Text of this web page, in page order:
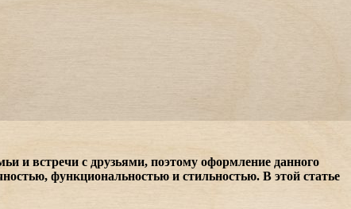
и встречи с друзьями, поэтому оформление данного
функциональностью и стильностью. В этой статье